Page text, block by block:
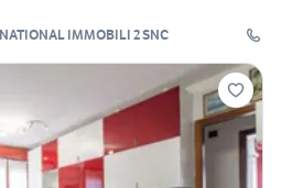
TECNOCASA - INTERNATIONAL IMMOBILI 2 SNC